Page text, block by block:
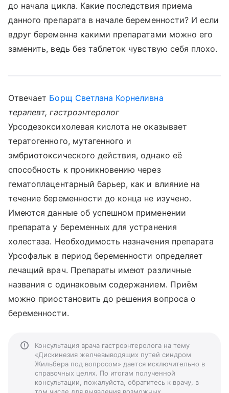
до начала цикла. Какие последствия приема
данного препарата в начале беременности? И если
вдруг беременна какими препаратами можно его
заменить, ведь без таблеток чувствую себя плохо.
Отвечает Борщ Светлана Корнеливна
терапевт, гастроэнтеролог
Урсодезоксихолевая кислота не оказывает
тератогенного, мутагенного и
эмбриотоксического действия, однако её
способность к проникновению через
гематоплацентарный барьер, как и влияние на
течение беременности до конца не изучено.
Имеются данные об успешном применении
препарата у беременных для устранения
холестаза. Необходимость назначения препарата
Урсофальк в период беременности определяет
лечащий врач. Препараты имеют различные
названия с одинаковым содержанием. Приём
можно приостановить до решения вопроса о
беременности.
Консультация врача гастроэнтеролога на тему
«Дискинезия желчевыводящих путей синдром
Жильбера под вопросом» дается исключительно в
справочных целях. По итогам полученной
консультации, пожалуйста, обратитесь к врачу, в